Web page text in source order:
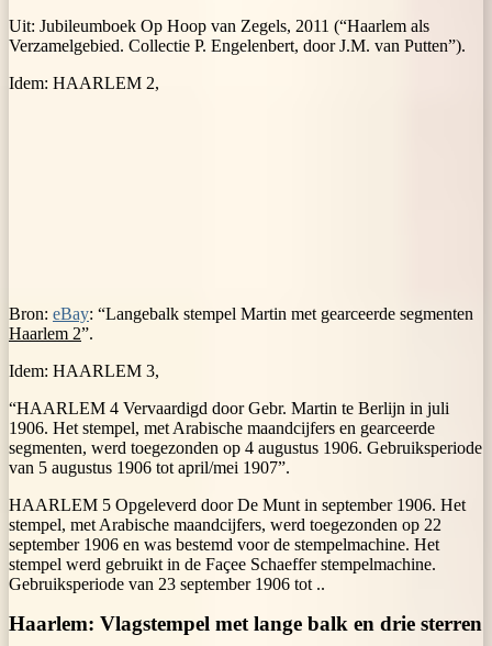
Uit: Jubileumboek Op Hoop van Zegels, 2011 (“Haarlem als
Verzamelgebied. Collectie P. Engelenbert, door J.M. van Putten”).
Idem: HAARLEM 2,
Bron: eBay: “Langebalk stempel Martin met gearceerde segmenten
Haarlem 2”.
Idem: HAARLEM 3,
“HAARLEM 4 Vervaardigd door Gebr. Martin te Berlijn in juli
1906. Het stempel, met Arabische maandcijfers en gearceerde
segmenten, werd toegezonden op 4 augustus 1906. Gebruiksperiode
van 5 augustus 1906 tot april/mei 1907”.
HAARLEM 5 Opgeleverd door De Munt in september 1906. Het
stempel, met Arabische maandcijfers, werd toegezonden op 22
september 1906 en was bestemd voor de stempelmachine. Het
stempel werd gebruikt in de Façee Schaeffer stempelmachine.
Gebruiksperiode van 23 september 1906 tot ..
Haarlem: Vlagstempel met lange balk en drie sterren